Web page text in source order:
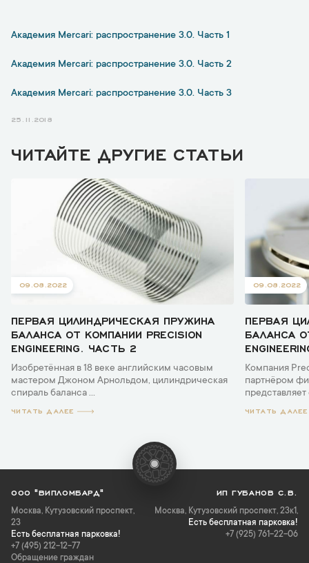
Академия Mercari: распространение 3.0. Часть 1
Академия Mercari: распространение 3.0. Часть 2
Академия Mercari: распространение 3.0. Часть 3
25.11.2018
ЧИТАЙТЕ ДРУГИЕ СТАТЬИ
09.08.2022
ПЕРВАЯ ЦИЛИНДРИЧЕСКАЯ ПРУЖИНА
БАЛАНСА ОТ КОМПАНИИ PRECISION
ENGINEERING. ЧАСТЬ 2
Изобретённая в 18 веке английским часовым
мастером Джоном Арнольдом, цилиндрическая
спираль баланса ...
ЧИТАТЬ ДАЛЕЕ
09.08.2022
ПЕРВАЯ
БАЛАНСА
Компания
партнёром
ЧИТАТЬ ДАЛЕЕ
ООО "ВИПЛОМБАРД"
Москва, Кутузовский проспект,
23
Есть бесплатная парковка!
+7 (495) 212-12-77
Обращение граждан
ИП ГУБАНОВ С.В.
Москва, Кутузовский проспект, 23к1,
Есть бесплатная парковка!
+7 (925) 761-22-06